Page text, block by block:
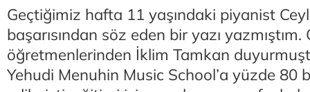
Geçtiğimiz hafta 11 yaşındaki piyanist
başarısından söz eden bir yazı
öğretmenlerinden İklim Tamkan
Yehudi Menuhin Music School’a yüzde 80